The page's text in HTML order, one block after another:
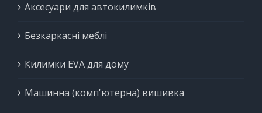
Аксесуари для автокилимків
Безкаркасні меблі
Килимки EVA для дому
Машинна (комп'ютерна) вишивка